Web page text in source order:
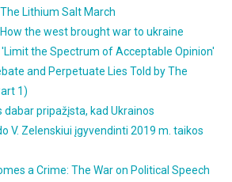
Lithium Salt March
the west brought war to ukraine
'Limit the Spectrum of Acceptable Opinion'
and Perpetuate Lies Told by The
1)
dabar pripažįsta, kad Ukrainos
V. Zelenskiui įgyvendinti 2019 m. taikos
a Crime: The War on Political Speech